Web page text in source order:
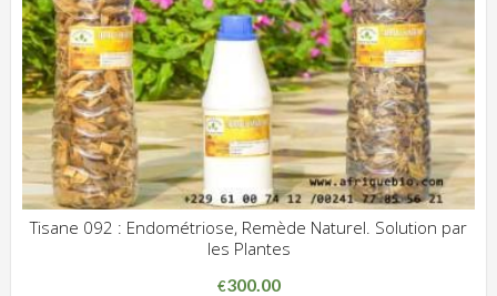
Tisane 092 : Endométriose, Remède Naturel. Solution par
les Plantes
€300.00